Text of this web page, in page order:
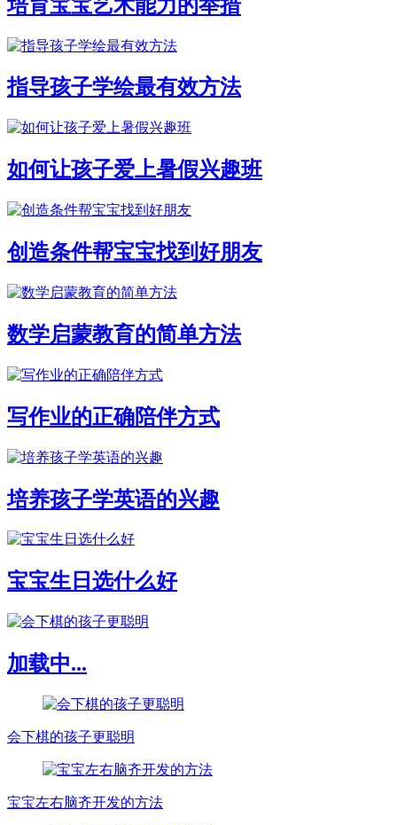
培育宝宝艺术能力的举措
指导孩子学绘最有效方法
如何让孩子爱上暑假兴趣班
创造条件帮宝宝找到好朋友
数学启蒙教育的简单方法
写作业的正确陪伴方式
培养孩子学英语的兴趣
宝宝生日选什么好
加载中...
会下棋的孩子更聪明
宝宝左右脑齐开发的方法